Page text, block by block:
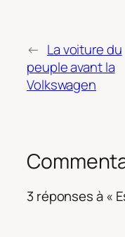
← La voiture du
peuple avant la
Volkswagen
3 réponses à «